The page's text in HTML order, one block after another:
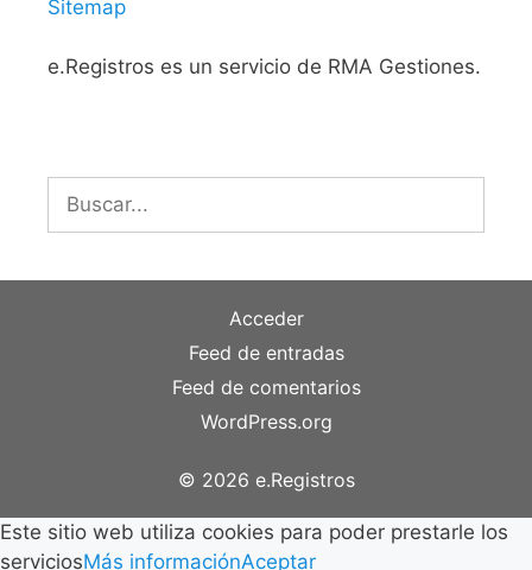
Sitemap
e.Registros es un servicio de RMA Gestiones.
Buscar:
Acceder
Feed de entradas
Feed de comentarios
WordPress.org
© 2026 e.Registros
Este sitio web utiliza cookies para poder prestarle los
serviciosMás informaciónAceptar